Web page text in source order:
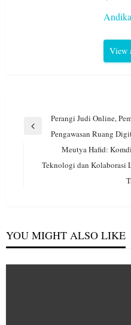
View
Navigasi
Previous
Perangi Judi Online,
Pengawasan Ruang
Meutya Hafid:
Teknologi dan Kolaborasi
YOU MIGHT ALSO LIKE